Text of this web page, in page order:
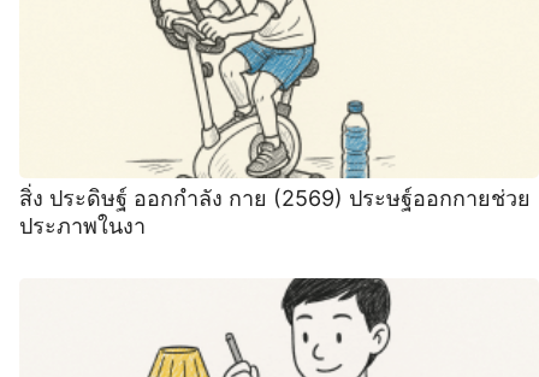
สิ่ง ประดิษฐ์ ออกกำลัง กาย (2569) ประษฐ์ออกกายช่วย
ประภาพในงา